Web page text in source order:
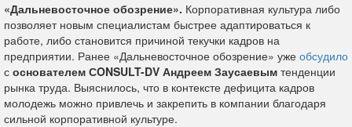
«Дальневосточное обозрение». Корпоративная культура либо
позволяет новым специалистам быстрее адаптироваться к
работе, либо становится причиной текучки кадров на
предприятии. Ранее «Дальневосточное обозрение» уже обсудило
с основателем СONSULT-DV Андреем Заусаевым тенденции
рынка труда. Выяснилось, что в контексте дефицита кадров
молодежь можно привлечь и закрепить в компании благодаря
сильной корпоративной культуре.